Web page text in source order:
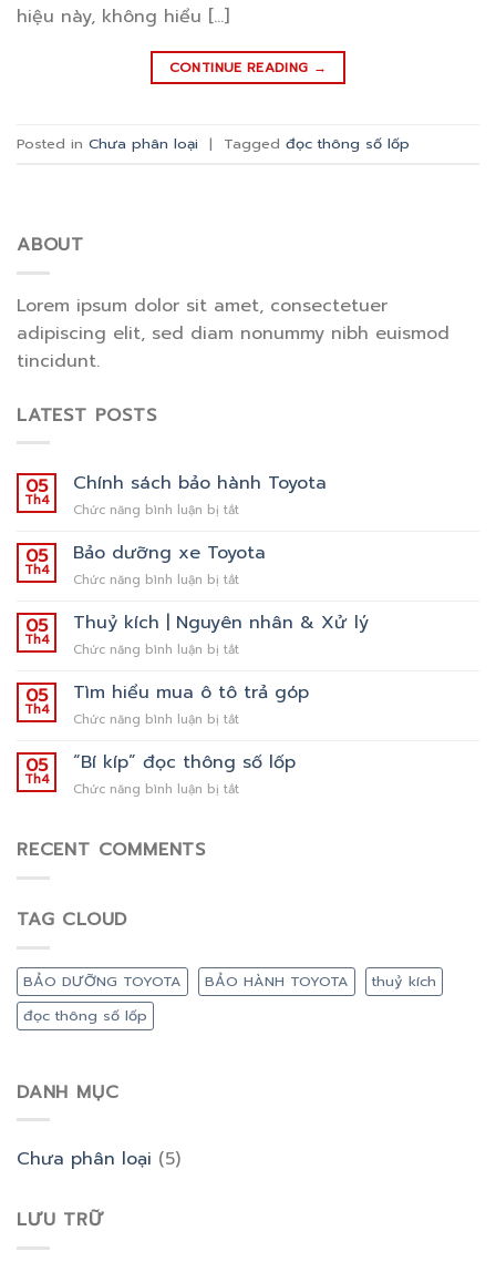
hiệu này, không hiểu […]
CONTINUE READING →
Posted in Chưa phân loại | Tagged đọc thông số lốp
ABOUT
Lorem ipsum dolor sit amet, consectetuer
adipiscing elit, sed diam nonummy nibh euismod
tincidunt.
LATEST POSTS
05
Th4
Chính sách bảo hành Toyota
Chức năng bình luận bị tắtở
sách
hành
05
Th4
Bảo dưỡng xe Toyota
Chức năng bình luận bị tắtở
dưỡng
Toyota
05
Th4
Thuỷ kích | Nguyên nhân & Xử lý
Chức năng bình luận bị tắtở
kích
Nguyên
&
05
Th4
Tìm hiểu mua ô tô trả góp
Chức năng bình luận bị tắtở
hiểu
ô
05
Th4
“Bí kíp” đọc thông số lốp
Chức năng bình luận bị tắtở
RECENT COMMENTS
TAG CLOUD
BẢO DƯỠNG TOYOTA BẢO HÀNH TOYOTA
thuỷ kích
đọc thông số lốp
DANH MỤC
Chưa phân loại (5)
LƯU TRỮ